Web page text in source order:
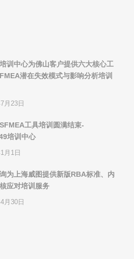
训中心为佛山客户提供六大核心工
潜在失效模式与影响分析培训
月23日
工具培训圆满结束-
培训中心
月1日
为上海威图提供新版RBA标准、内
应对培训服务
月30日